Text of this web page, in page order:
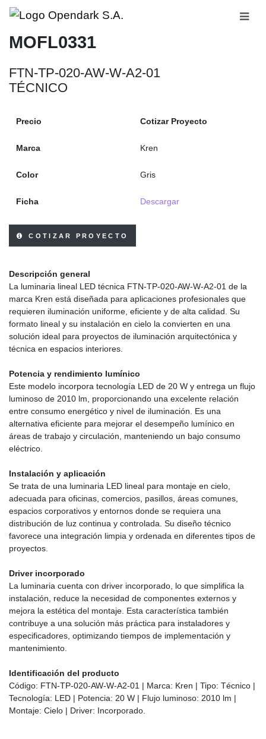
MOFL0331
FTN-TP-020-AW-W-A2-01
TÉCNICO
Precio Cotizar Proyecto
Marca Kren
Color Gris
Ficha Descargar
COTIZAR PROYECTO
Descripción general
La luminaria lineal LED técnica FTN-TP-020-AW-W-A2-01 de la
marca Kren está diseñada para aplicaciones profesionales que
requieren iluminación uniforme, eficiente y de alta calidad. Su
formato lineal y su instalación en cielo la convierten en una
solución ideal para proyectos de iluminación arquitectónica y
técnica en espacios interiores.
Potencia y rendimiento lumínico
Este modelo incorpora tecnología LED de 20 W y entrega un flujo
luminoso de 2010 lm, proporcionando una excelente relación
entre consumo energético y nivel de iluminación. Es una
alternativa eficiente para mejorar el desempeño lumínico en
áreas de trabajo y circulación, manteniendo un bajo consumo
eléctrico.
Instalación y aplicación
Se trata de una luminaria LED lineal para montaje en cielo,
adecuada para oficinas, comercios, pasillos, áreas comunes,
espacios corporativos y entornos donde se requiera una
distribución de luz continua y controlada. Su diseño técnico
favorece una integración limpia y ordenada en diferentes tipos de
proyectos.
Driver incorporado
La luminaria cuenta con driver incorporado, lo que simplifica la
instalación, reduce la necesidad de componentes externos y
mejora la estética del montaje. Esta característica también
contribuye a una solución más práctica para instaladores y
especificadores, optimizando tiempos de implementación y
mantenimiento.
Identificación del producto
Código: FTN-TP-020-AW-W-A2-01 | Marca: Kren | Tipo: Técnico |
Tecnología: LED | Potencia: 20 W | Flujo luminoso: 2010 lm |
Montaje: Cielo | Driver: Incorporado.